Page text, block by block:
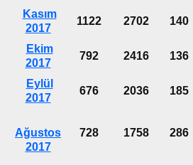
Kasım
2017
1122 2702 140
Ekim
2017
792 2416 136
Eylül
2017
676 2036 185
Ağustos
2017
728 1758 286